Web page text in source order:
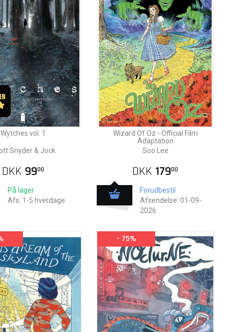
Wytches vol. 1
Snyder & Jock
DKK 9900
På lager
Afs.:1-5 hverdage
Wizard Of Oz - Official Film
Adaptation
Soo Lee
DKK 17900
Forudbestil
Afsendelse: 01-09-
2026
- 75%